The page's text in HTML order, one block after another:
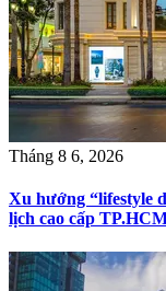
Tháng 8 6, 2026
Xu hướng “lifestyle
lịch cao cấp